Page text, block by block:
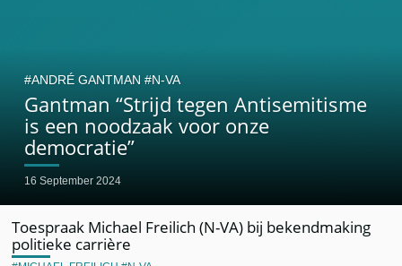
Gantman “Strijd tegen Antisemitisme
is een noodzaak voor onze
democratie”
16 September 2024
ANDRÉ GANTMAN N-VA
Toespraak Michael Freilich (N-VA) bij bekendmaking
politieke carrière